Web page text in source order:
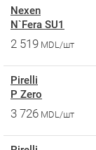
Nexen
N`Fera SU1
2 519 MDL/шт
Pirelli
P Zero
3 726 MDL/шт